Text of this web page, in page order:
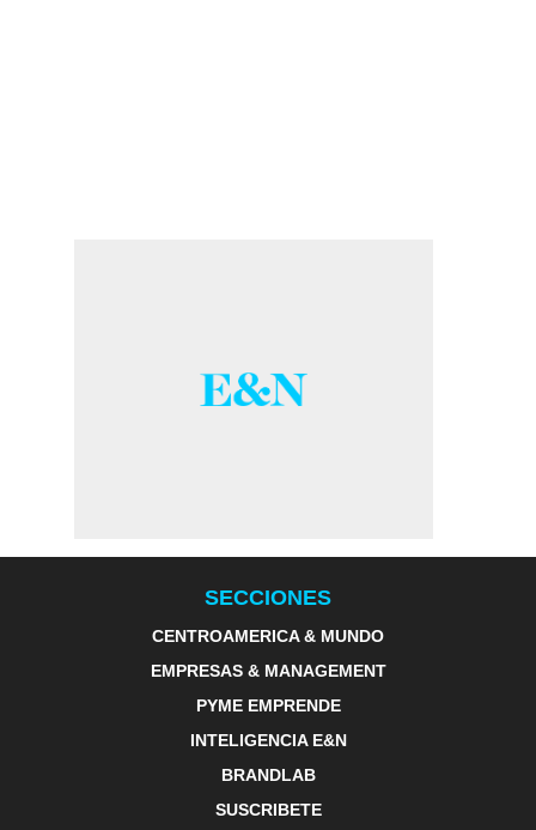
SECCIONES
CENTROAMERICA & MUNDO
EMPRESAS & MANAGEMENT
PYME EMPRENDE
INTELIGENCIA E&N
BRANDLAB
SUSCRIBETE